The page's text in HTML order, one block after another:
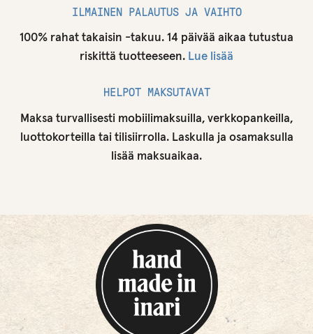
ILMAINEN PALAUTUS JA VAIHTO
100% rahat takaisin -takuu. 14 päivää aikaa tutustua
riskittä tuotteeseen. Lue lisää
HELPOT MAKSUTAVAT
Maksa turvallisesti mobiilimaksuilla, verkkopankeilla,
luottokorteilla tai tilisiirrolla. Laskulla ja osamaksulla
lisää maksuaikaa.